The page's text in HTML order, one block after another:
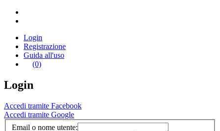
Login
Registrazione
Guida all'uso
(0)
Login
Accedi tramite Facebook
Accedi tramite Google
Email o nome utente: